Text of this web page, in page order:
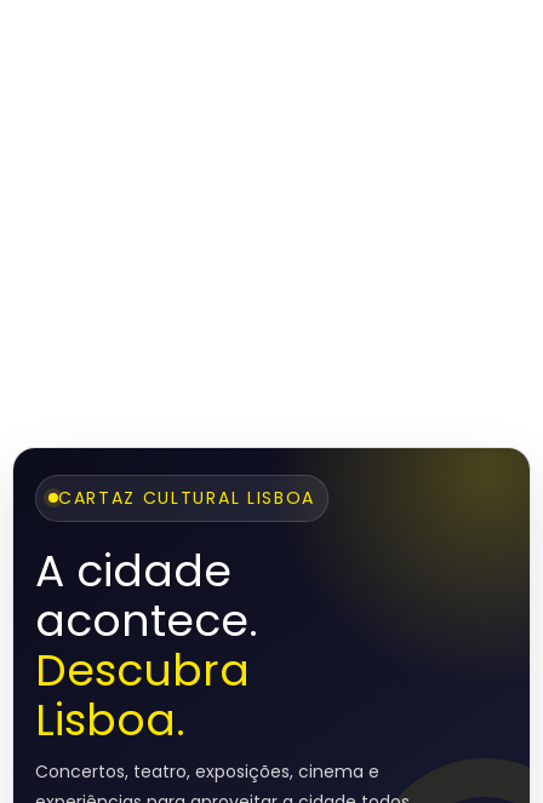
CARTAZ CULTURAL LISBOA
A cidade
acontece.
Descubra
Lisboa.
Concertos, teatro, exposições, cinema e